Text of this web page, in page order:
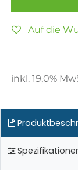
Auf die
inkl.19,0%